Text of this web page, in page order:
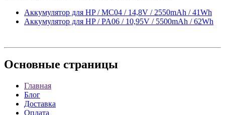
Аккумулятор для HP / MC04 / 14,8V / 2550mAh / 41Wh
Аккумулятор для HP / PA06 / 10,95V / 5500mAh / 62Wh
Основные страницы
Главная
Блог
Доставка
Оплата